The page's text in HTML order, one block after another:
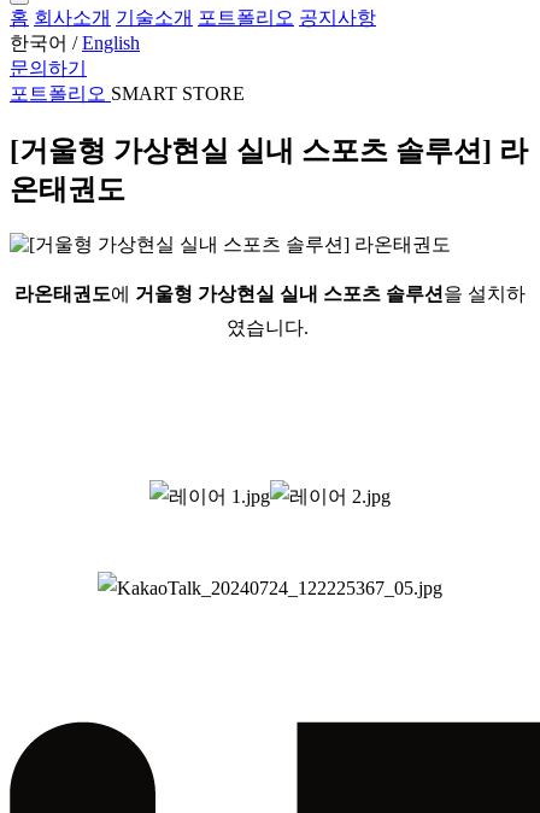
홈 회사소개 기술소개 포트폴리오 공지사항
한국어 / English
문의하기
포트폴리오 SMART STORE
[거울형 가상현실 실내 스포츠 솔루션] 라
온태권도
라온태권도에 거울형 가상현실 실내 스포츠 솔루션 을 설치하
였습니다.